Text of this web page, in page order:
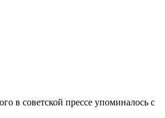
в советской прессе упоминалось с